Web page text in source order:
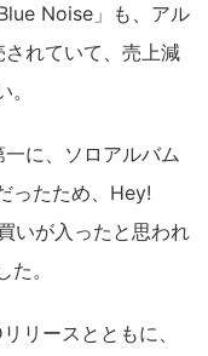
Noise」も、アル
れていて、売上減
に、ソロアルバム
ったため、Hey!
いが入ったと思われ
。
リースとともに、